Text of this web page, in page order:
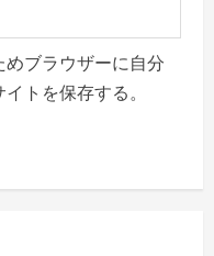
ブラウザーに自分
トを保存する。